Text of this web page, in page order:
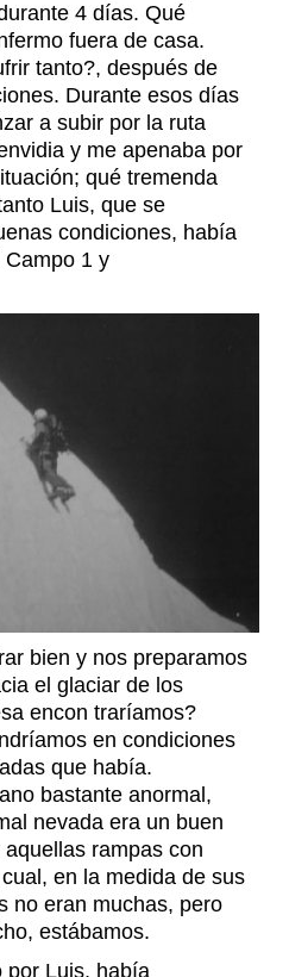
4 días. Qué
fuera de casa.
tanto?, después de
Durante esos días
a subir por la ruta
y me apenaba por
qué tremenda
Luis, que se
condiciones, había
1 y
bien y nos preparamos
el glaciar de los
encon traríamos?
en condiciones
que había.
bastante anormal,
nevada era un buen
rampas con
en la medida de sus
no eran muchas, pero
estábamos.
por Luis, había